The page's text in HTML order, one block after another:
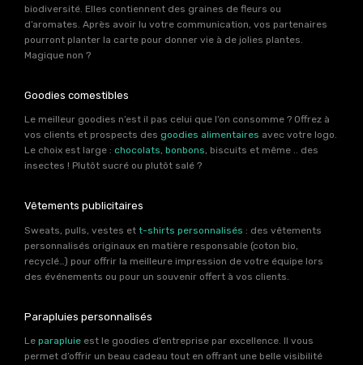
biodiversité. Elles contiennent des graines de fleurs ou
d’aromates. Après avoir lu votre communication, vos partenaires
pourront planter la carte pour donner vie à de jolies plantes.
Magique non ?
Goodies comestibles
Le meilleur goodies n’est il pas celui que l’on consomme ? Offrez à
vos clients et prospects des goodies alimentaires avec votre logo.
Le choix est large : chocolats, bonbons, biscuits et même .. des
insectes ! Plutôt sucré ou plutôt salé ?
Vêtements publicitaires
Sweats, pulls, vestes et t-shirts personnalisés : des vêtements
personnalisés originaux en matière responsable (coton bio,
recyclé…) pour offrir la meilleure impression de votre équipe lors
des événements ou pour un souvenir offert à vos clients.
Parapluies personnalisés
Le parapluie est le goodies d’entreprise par excellence. Il vous
permet d’offrir un beau cadeau tout en offrant une belle visibilité